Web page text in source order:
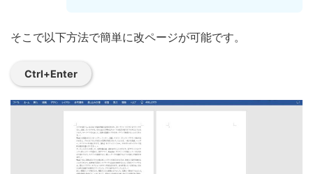
そこで以下方法で簡単に改ページが可能です。
Ctrl+Enter